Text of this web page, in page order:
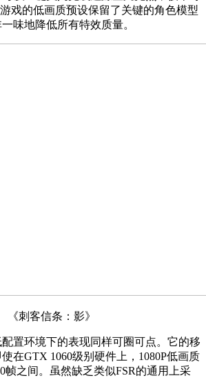
戏的低画质预设保留了关键的角色模型
味地降低所有特效质量。
《刺客信条：影》
配置环境下的表现同样可圈可点。它的移
在GTX 1060级别硬件上，1080P低画质
帧之间。虽然缺乏类似FSR的通用上采